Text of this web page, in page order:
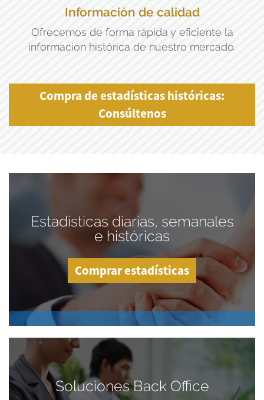
Información de calidad
Ofrecemos de forma rápida y eficiente la
información histórica de nuestro mercado.
Compra de estadísticas históricas:
Consúltenos
Estadísticas diarias, semanales
e históricas
Comprar estadísticas
Soluciones Back Office